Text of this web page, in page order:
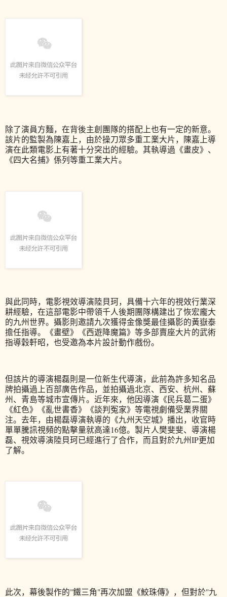
除了演員方麵，在背後主創團隊的搭配上也有一定的新意。
該片的監製為陳嘉上，由於操刀眾多重工業大片，陳嘉上導
演在此類電影上有著十分突出的經驗。其執導過《畫皮》、
《四大名捕》係列等重工業大片。
與此同時，電影視效導演陸貝珂，具備十六年的視效行業深
耕經驗，在這部電影中帶領千人後期團隊構建出了恢宏龐大
的九州世界。攝影則邀請九次獲得金像獎最佳攝影的黃嶽泰
擔任指導。《畫壁》《西遊降魔篇》等多部賣座大片的武術
指導穀軒昭，也受邀為本片設計動作戲份。
但該片的導演楊磊則是一位新生代導演，此前為許多知名品
牌拍攝過上百部廣告作品，並拍攝過北京、西安、杭州、蘇
州、青島等城市宣傳片。近年來，他因導演《民兵葛二蛋》
《紅色》《亂世書香》《談判冤家》等電視劇備受業界關
注。去年，由楊磊導演執導的《九州天空城》播出，收官時
單單騰訊視頻的點擊量就高達16億。製片人樊斐斐、導演楊
磊、視效導演陸貝珂已經進行了合作，而且對於九州IP更加
了解。
此次，幕後製作的"鐵三角"再次加盟《鮫珠傳》，但對於"九